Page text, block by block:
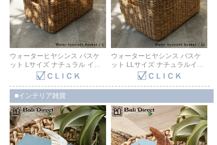
ウォーターヒヤシンス バスケ
ット Lサイズ ナチュラル イン
テリア ホワイトインテリア 韓
国風インテリア カゴ かご 収納
小物入れ 雑貨 アジアン家具 収
納カゴ BOHO バリ島
Z920407H Bali Direct
ウォーターヒヤシンス バスケ
ット LLサイズ ナチュラルイン
テリア ホワイトインテリア 韓
国風インテリア カゴ かご 収納
小物入れ アジアン家具 収納カ
Bali Direct
インテリア雑貨